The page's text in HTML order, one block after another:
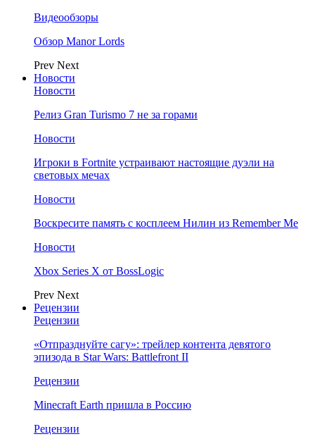
Видеообзоры
Обзор Manor Lords
Prev Next
Новости
Новости
Релиз Gran Turismo 7 не за горами
Новости
Игроки в Fortnite устраивают настоящие дуэли на
световых мечах
Новости
Воскресите память с косплеем Нилин из Remember Me
Новости
Xbox Series X от BossLogic
Prev Next
Рецензии
Рецензии
«Отпразднуйте сагу»: трейлер контента девятого
эпизода в Star Wars: Battlefront II
Рецензии
Minecraft Earth пришла в Россию
Рецензии